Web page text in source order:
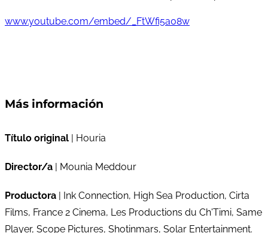
www.youtube.com/embed/_FtWfi5a08w
Más información
Título original | Houria
Director/a | Mounia Meddour
Productora | Ink Connection, High Sea Production, Cirta
Films, France 2 Cinema, Les Productions du Ch'Timi, Same
Player, Scope Pictures, Shotinmars, Solar Entertainment.